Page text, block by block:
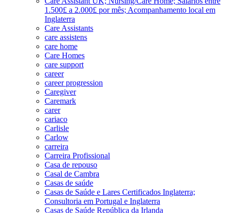
1.500£ a 2.000£ por mês; Acompanhamento local em
Inglaterra
Care Assistants
care assistens
care home
Care Homes
care support
career
career progression
Caregiver
Caremark
carer
cariaco
Carlisle
Carlow
carreira
Carreira Profissional
Casa de repouso
Casal de Cambra
Casas de saúde
Casas de Saúde e Lares Certificados Inglaterra;
Consultoria em Portugal e Inglaterra
Casas de Saúde República da Irlanda